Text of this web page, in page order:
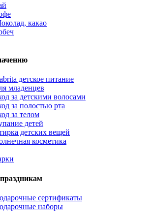
какао
детское питание
младенцев
за детскими волосами
за полостью рта
за телом
детей
детских вещей
косметика
сертификаты
наборы